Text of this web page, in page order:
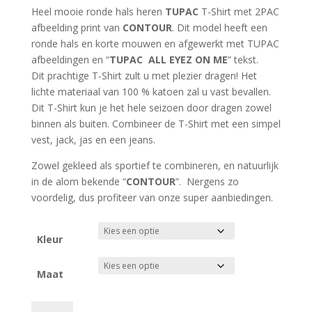
Heel mooie ronde hals heren TUPAC T-Shirt met 2PAC
afbeelding print van CONTOUR. Dit model heeft een
ronde hals en korte mouwen en afgewerkt met TUPAC
afbeeldingen en “TUPAC ALL EYEZ ON ME” tekst.
Dit prachtige T-Shirt zult u met plezier dragen! Het
lichte materiaal van 100 % katoen zal u vast bevallen.
Dit T-Shirt kun je het hele seizoen door dragen zowel
binnen als buiten. Combineer de T-Shirt met een simpel
vest, jack, jas en een jeans.
Zowel gekleed als sportief te combineren, en natuurlijk
in de alom bekende “CONTOUR”. Nergens zo
voordelig, dus profiteer van onze super aanbiedingen.
Kleur
Maat